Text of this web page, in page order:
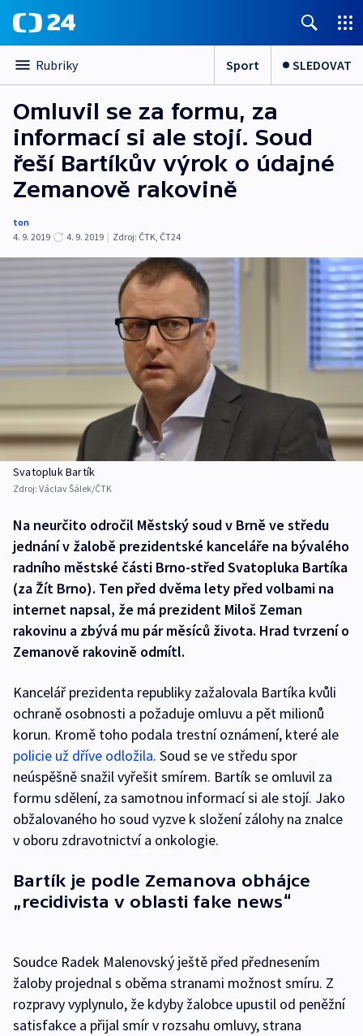
Rubriky Sport SLEDOVAT
Omluvil se za formu, za
informací si ale stojí. Soud
řeší Bartíkův výrok o údajné
Zemanově rakovině
ton
4. 9. 2019
4. 9. 2019 | Zdroj: ČTK, ČT24
Svatopluk Bartík
Zdroj: Václav Šálek/ČTK
Na neurčito odročil Městský soud v Brně ve středu
jednání v žalobě prezidentské kanceláře na bývalého
radního městské části Brno-střed Svatopluka Bartíka
(za Žít Brno). Ten před dvěma lety před volbami na
internet napsal, že má prezident Miloš Zeman
rakovinu a zbývá mu pár měsíců života. Hrad tvrzení o
Zemanově rakovině odmítl.
Kancelář prezidenta republiky zažalovala Bartíka kvůli
ochraně osobnosti a požaduje omluvu a pět milionů
korun. Kromě toho podala trestní oznámení, které ale
policie už dříve odložila. Soud se ve středu spor
neúspěšně snažil vyřešit smírem. Bartík se omluvil za
formu sdělení, za samotnou informací si ale stojí. Jako
obžalovaného ho soud vyzve k složení zálohy na znalce
v oboru zdravotnictví a onkologie.
Bartík je podle Zemanova obhájce
„recidivista v oblasti fake news“
Soudce Radek Malenovský ještě před přednesením
žaloby projednal s oběma stranami možnost smíru. Z
rozpravy vyplynulo, že kdyby žalobce upustil od peněžní
satisfakce a přijal smír v rozsahu omluvy, strana